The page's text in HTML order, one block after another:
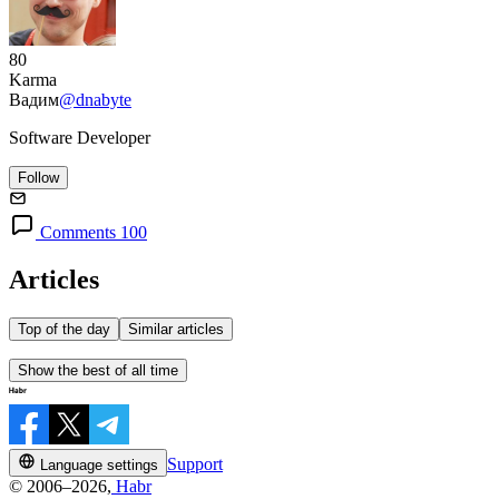
80
Karma
Вадим@dnabyte
Software Developer
Follow
Comments 100
Articles
Top of the day Similar articles
Show the best of all time
Language settings
Support
© 2006–2026, Habr